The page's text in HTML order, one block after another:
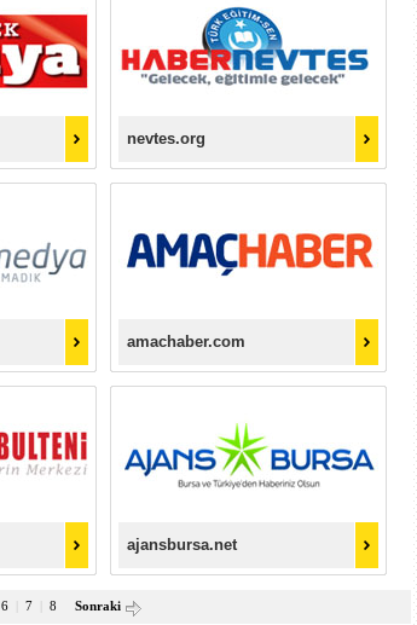
nevtes.org
amachaber.com
ajansbursa.net
6 7 8 Sonraki